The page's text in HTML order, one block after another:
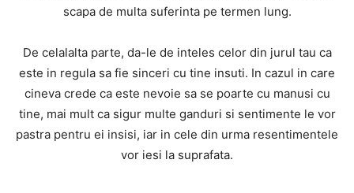
scapa de multa suferinta pe termen lung.
De celalalta parte, da-le de inteles celor din jurul tau ca
este in regula sa fie sinceri cu tine insuti. In cazul in care
cineva crede ca este nevoie sa se poarte cu manusi cu
tine, mai mult ca sigur multe ganduri si sentimente le vor
pastra pentru ei insisi, iar in cele din urma resentimentele
vor iesi la suprafata.